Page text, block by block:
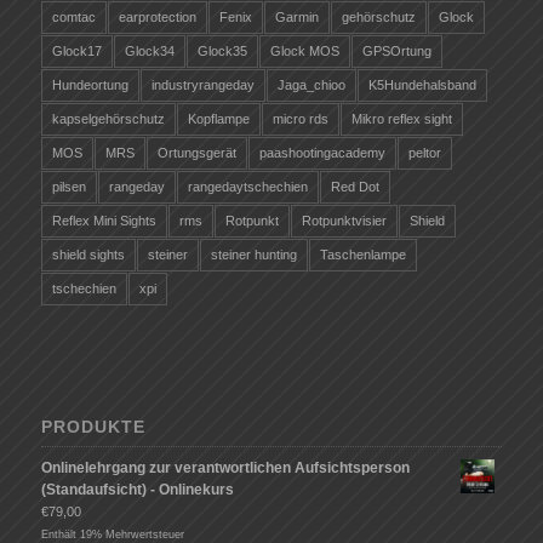
comtac earprotection Fenix Garmin gehörschutz Glock
Glock17 Glock34 Glock35 Glock MOS GPSOrtung
Hundeortung industryrangeday Jaga_chioo K5Hundehalsband
kapselgehörschutz Kopflampe micro rds Mikro reflex sight
MOS MRS Ortungsgerät paashootingacademy peltor
pilsen rangeday rangedaytschechien Red Dot
Reflex Mini Sights rms Rotpunkt Rotpunktvisier Shield
shield sights steiner steiner hunting Taschenlampe
tschechien xpi
PRODUKTE
Onlinelehrgang zur verantwortlichen Aufsichtsperson
(Standaufsicht) - Onlinekurs
€79,00
Enthält 19% Mehrwertsteuer